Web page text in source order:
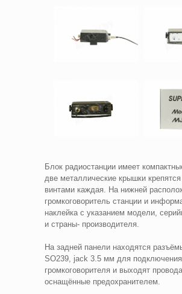
Блок радиостанции имеет
две металлические крышки
винтами каждая. На нижней
громкоговоритель станции и
наклейка с указанием модели,
и страны- производителя.
На задней панели находятся
SO239, jack 3.5 мм для
громкоговорителя и выходят
оснащённые предохранителем.